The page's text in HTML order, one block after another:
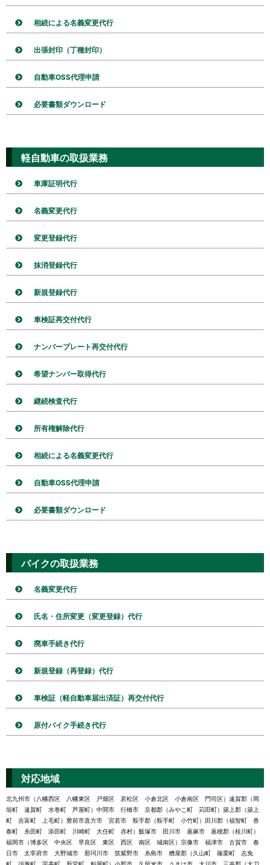
相続による名義変更代行
出張封印（丁種封印）
自動車OSS代理申請
必要書類ダウンロード
軽自動車の取扱業務
車庫証明代行
名義変更代行
変更登録代行
抹消登録代行
新規登録代行
車検証再交付代行
ナンバープレート再交付代行
希望ナンバー取得代行
継続検査代行
所有権解除代行
相続による名義変更代行
自動車OSS代理申請
必要書類ダウンロード
バイクの取扱業務
名義変更代行
氏名・住所変更（変更登録）代行
廃車手続き代行
新規登録（再登録）代行
車検証（軽自動車届出済証）再交付代行
原付バイク手続き代行
対応地域
北九州市（八幡西区 八幡東区 戸畑区 若松区 小倉北区 小倉南区 門司区）遠賀郡（岡
垣町 遠賀町 水巻町 芦屋町）中間市 行橋市 京都郡（みやこ町 苅田町）築上郡（築上
町 吉富町 上毛町）豊前市直方市 宮若市 鞍手郡（鞍手町 小竹町）田川郡（福智町 香
春町 糸田町 添田町 川崎町 大任町 赤村）飯塚市 田川市 嘉麻市 嘉穂郡（桂川町）
福岡市（博多区 中央区 早良区 東区 西区 南区 城南区）宗像市 福津市 古賀市 春
日市 太宰府市 大野城市 那珂川市 筑紫野市 糸島市 糟屋郡（久山町 篠栗町 志免